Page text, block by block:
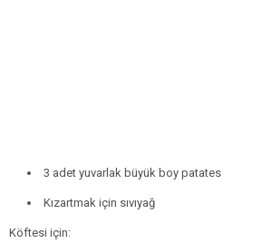
3 adet yuvarlak büyük boy patates
Kızartmak için sıvıyağ
Köftesi için: